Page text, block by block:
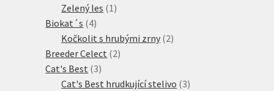
produktů
Zelený les 1 1
Biokat´s 44
produkty
Kočkolit s hrubými zrny 22
Breeder Celect 22
Cat's Best 33
produkty
Cat's Best hrudkující stelivo 33